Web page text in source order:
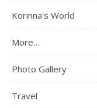
Korinna's World
More…
Photo Gallery
Travel